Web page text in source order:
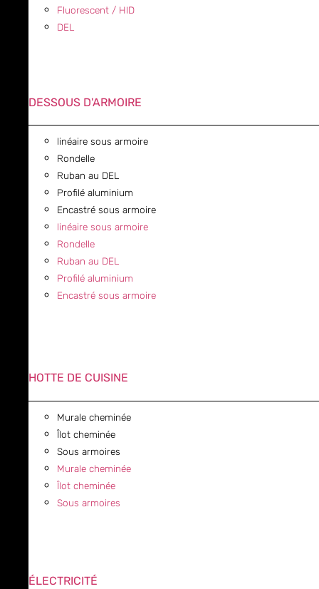
Fluorescent / HID
DEL
DESSOUS D'ARMOIRE
linéaire sous armoire
Rondelle
Ruban au DEL
Profilé aluminium
Encastré sous armoire
linéaire sous armoire
Rondelle
Ruban au DEL
Profilé aluminium
Encastré sous armoire
HOTTE DE CUISINE
Murale cheminée
Îlot cheminée
Sous armoires
Murale cheminée
Îlot cheminée
Sous armoires
ÉLECTRICITÉ